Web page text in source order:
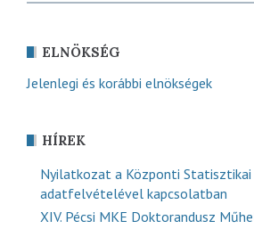
ELNÖKSÉG
Jelenlegi és korábbi elnökségek
HÍREK
Nyilatkozat a Központi Statisztikai
adatfelvételével kapcsolatban
XIV. Pécsi MKE Doktorandusz